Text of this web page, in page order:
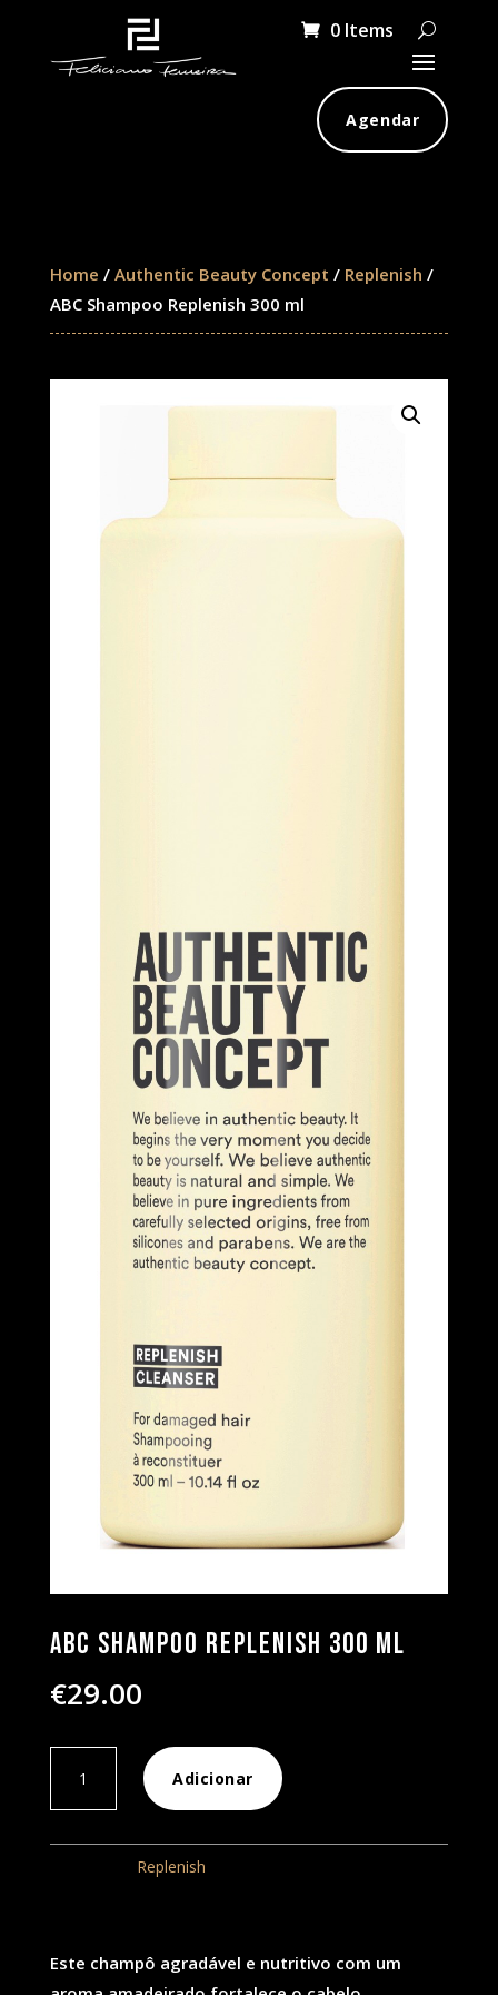
0 Items
Agendar
Home / Authentic Beauty Concept / Replenish /
ABC Shampoo Replenish 300 ml
ABC Shampoo Replenish 300 ml
€29.00
Shampoo
Adicionar
Replenish
Este champô agradável e nutritivo com um